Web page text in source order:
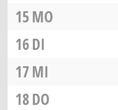
15MO
16DI
17MI
18DO